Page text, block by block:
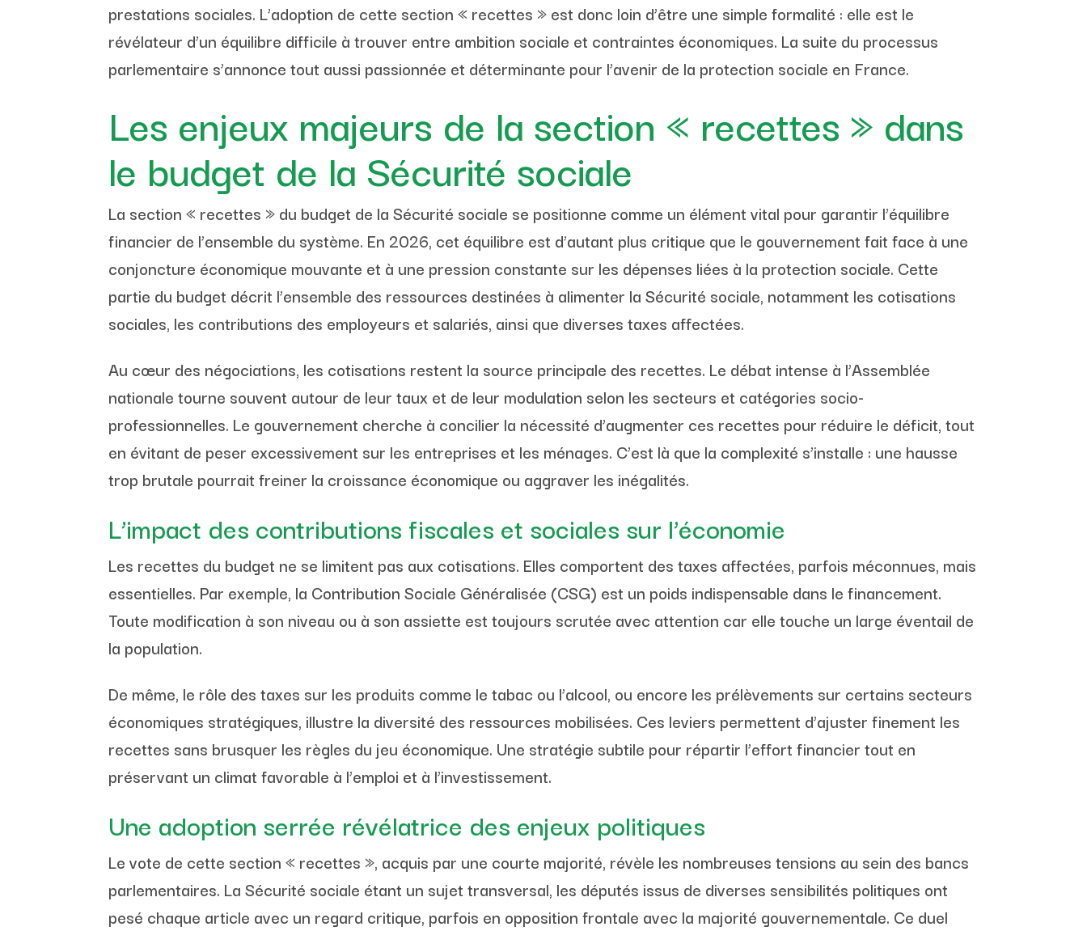
prestations sociales. L’adoption de cette section « recettes » est donc loin d’être une simple formalité : elle est le
révélateur d’un équilibre difficile à trouver entre ambition sociale et contraintes économiques. La suite du processus
parlementaire s’annonce tout aussi passionnée et déterminante pour l’avenir de la protection sociale en France.
Les enjeux majeurs de la section « recettes » dans
le budget de la Sécurité sociale
La section « recettes » du budget de la Sécurité sociale se positionne comme un élément vital pour garantir l’équilibre
financier de l’ensemble du système. En 2026, cet équilibre est d’autant plus critique que le gouvernement fait face à une
conjoncture économique mouvante et à une pression constante sur les dépenses liées à la protection sociale. Cette
partie du budget décrit l’ensemble des ressources destinées à alimenter la Sécurité sociale, notamment les cotisations
sociales, les contributions des employeurs et salariés, ainsi que diverses taxes affectées.
Au cœur des négociations, les cotisations restent la source principale des recettes. Le débat intense à l’Assemblée
nationale tourne souvent autour de leur taux et de leur modulation selon les secteurs et catégories socio-
professionnelles. Le gouvernement cherche à concilier la nécessité d’augmenter ces recettes pour réduire le déficit, tout
en évitant de peser excessivement sur les entreprises et les ménages. C’est là que la complexité s’installe : une hausse
trop brutale pourrait freiner la croissance économique ou aggraver les inégalités.
L’impact des contributions fiscales et sociales sur l’économie
Les recettes du budget ne se limitent pas aux cotisations. Elles comportent des taxes affectées, parfois méconnues, mais
essentielles. Par exemple, la Contribution Sociale Généralisée (CSG) est un poids indispensable dans le financement.
Toute modification à son niveau ou à son assiette est toujours scrutée avec attention car elle touche un large éventail de
la population.
De même, le rôle des taxes sur les produits comme le tabac ou l’alcool, ou encore les prélèvements sur certains secteurs
économiques stratégiques, illustre la diversité des ressources mobilisées. Ces leviers permettent d’ajuster finement les
recettes sans brusquer les règles du jeu économique. Une stratégie subtile pour répartir l’effort financier tout en
préservant un climat favorable à l’emploi et à l’investissement.
Une adoption serrée révélatrice des enjeux politiques
Le vote de cette section « recettes », acquis par une courte majorité, révèle les nombreuses tensions au sein des bancs
parlementaires. La Sécurité sociale étant un sujet transversal, les députés issus de diverses sensibilités politiques ont
pesé chaque article avec un regard critique, parfois en opposition frontale avec la majorité gouvernementale. Ce duel